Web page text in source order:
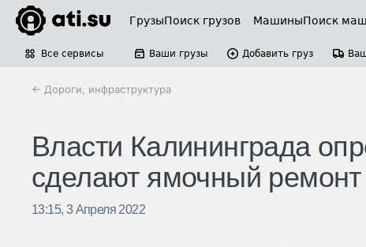
ГрузыПоиск грузов МашиныПоиск
Все сервисы Ваши грузы Добавить груз
← Дороги, инфраструктура
Власти Калининграда
сделают ямочный ремонт
13:15, 3 Апреля 2022